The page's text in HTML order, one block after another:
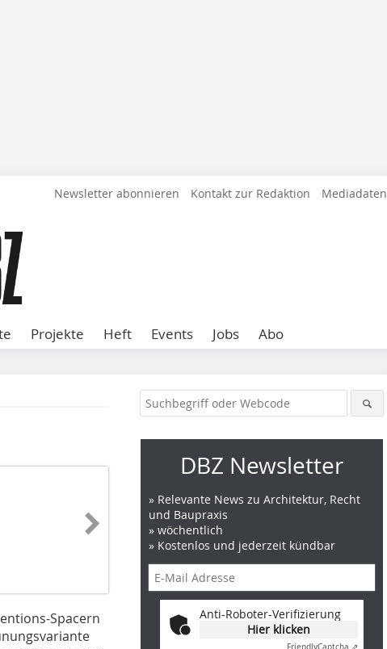
Newsletter abonnieren Kontakt zur Redaktion Mediadaten
Projekte Heft Events Jobs Abo
Spacern
DBZ Newsletter
» Relevante News zu Architektur, Recht
und Baupraxis
» wöchentlich
» Kostenlos und jederzeit kündbar
Anti-Roboter-Verifizierung
Hier klicken